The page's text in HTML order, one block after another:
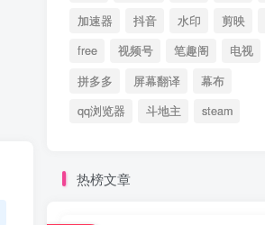
加速器
抖音 水印 剪映
free
视频号 笔趣阁
电视
拼多多
屏幕翻译
幕布
qq浏览器
斗地主 steam
热榜文章